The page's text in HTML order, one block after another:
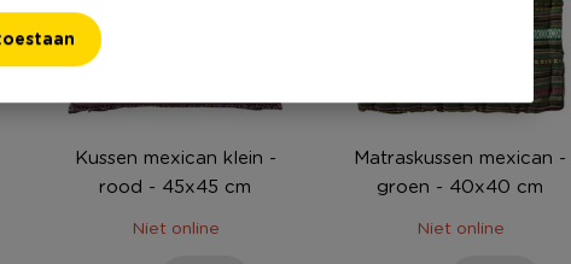
Kussen mexican klein -
rood - 45x45 cm
Niet online
Matraskussen mexican -
groen - 40x40 cm
Niet online